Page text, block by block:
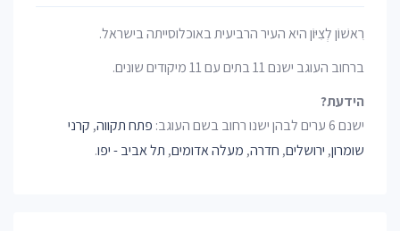
רִאשׁוֹן לְצִיּוֹן היא העיר הרביעית באוכלוסייתה בישראל.
ברחוב העוגב ישנם 11 בתים עם 11 מיקודים שונים.
הידעת?
ישנם 6 ערים לבהן ישנו רחוב בשם העוגב:
פתח תקווה, קרני
שומרון, ירושלים, חדרה, מעלה אדומים, תל אביב - יפו.